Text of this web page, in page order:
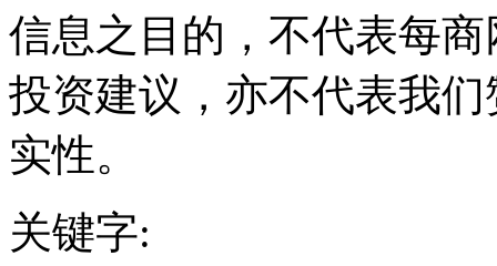
信息之目的，不代表每
投资建议，亦不代表我
实性。
关键字: